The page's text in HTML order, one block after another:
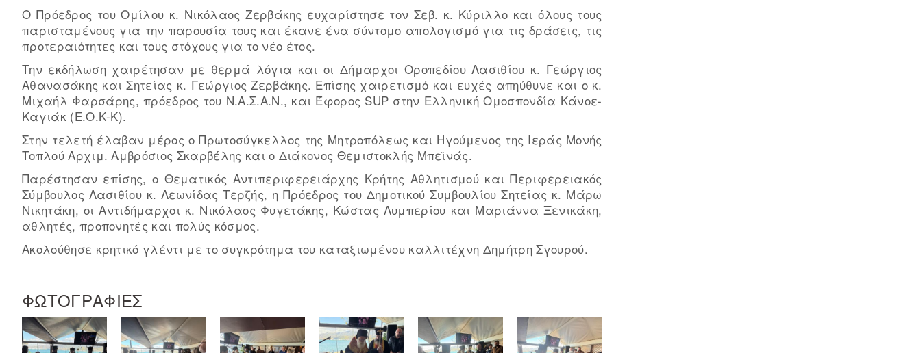
Ο Πρόεδρος του Ομίλου κ. Νικόλαος Ζερβάκης ευχαρίστησε τον Σεβ. κ. Κύριλλο και όλους τους
παρισταμένους για την παρουσία τους και έκανε ένα σύντομο απολογισμό για τις δράσεις, τις
προτεραιότητες και τους στόχους για το νέο έτος.
Την εκδήλωση χαιρέτησαν με θερμά λόγια και οι Δήμαρχοι Οροπεδίου Λασιθίου κ. Γεώργιος
Αθανασάκης και Σητείας κ. Γεώργιος Ζερβάκης. Επίσης χαιρετισμό και ευχές απηύθυνε και ο κ.
Μιχαήλ Φαρσάρης, πρόεδρος του Ν.Α.Σ.Α.Ν., και Έφορος SUP στην Ελληνική Ομοσπονδία Κάνοε-
Καγιάκ (Ε.Ο.Κ-Κ).
Στην τελετή έλαβαν μέρος ο Πρωτοσύγκελλος της Μητροπόλεως και Ηγούμενος της Ιεράς Μονής
Τοπλού Αρχιμ. Αμβρόσιος Σκαρβέλης και ο Διάκονος Θεμιστοκλής Μπεϊνάς.
Παρέστησαν επίσης, ο Θεματικός Αντιπεριφερειάρχης Κρήτης Αθλητισμού και Περιφερειακός
Σύμβουλος Λασιθίου κ. Λεωνίδας Τερζής, η Πρόεδρος του Δημοτικού Συμβουλίου Σητείας κ. Μάρω
Νικητάκη, οι Αντιδήμαρχοι κ. Νικόλαος Φυγετάκης, Κώστας Λυμπερίου και Μαριάννα Ξενικάκη,
αθλητές, προπονητές και πολύς κόσμος.
Ακολούθησε κρητικό γλέντι με το συγκρότημα του καταξιωμένου καλλιτέχνη Δημήτρη Σγουρού.
ΦΩΤΟΓΡΑΦΙΕΣ